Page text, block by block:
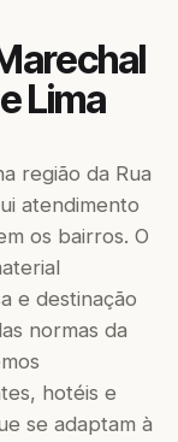
Lima
região da Rua
atendimento
os bairros. O
e destinação
normas da
hotéis e
se adaptam à